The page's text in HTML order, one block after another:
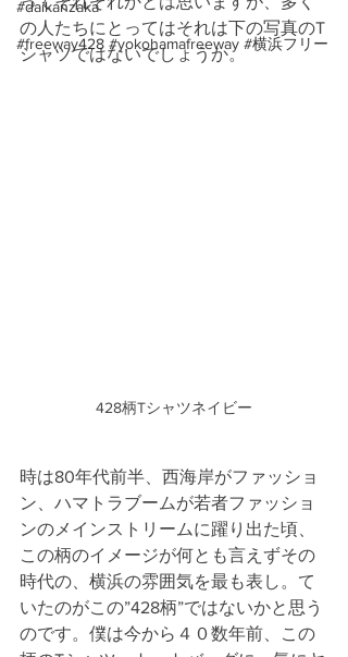
#daikanzaka
#freeway428 #yokohamafreeway #横浜フリー
の人たちにとってはそれは下の写真のT
シャツではないでしょうか。
428柄Tシャツネイビー
時は80年代前半、西海岸がファッショ
ン、ハマトラブームが若者ファッショ
ンのメインストリームに躍り出た頃、
この柄のイメージが何とも言えずその
時代の、横浜の雰囲気を最も表し。て
いたのがこの”428柄”ではないかと思う
のです。僕は今から４０数年前、この